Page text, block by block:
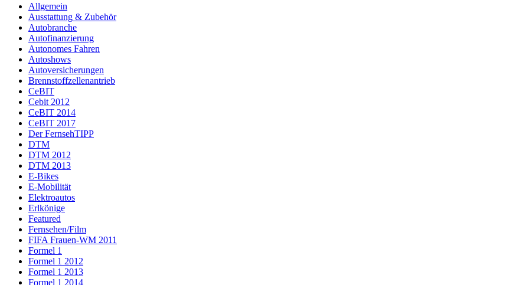
Allgemein
Ausstattung & Zubehör
Autobranche
Autofinanzierung
Autonomes Fahren
Autoshows
Autoversicherungen
Brennstoffzellenantrieb
CeBIT
Cebit 2012
CeBIT 2014
CeBIT 2017
Der FernsehTIPP
DTM
DTM 2012
DTM 2013
E-Bikes
E-Mobilität
Elektroautos
Erlkönige
Featured
Fernsehen/Film
FIFA Frauen-WM 2011
Formel 1
Formel 1 2012
Formel 1 2013
Formel 1 2014